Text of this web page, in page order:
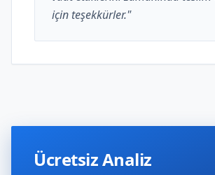
için teşekkürler."
Ücretsiz Analiz